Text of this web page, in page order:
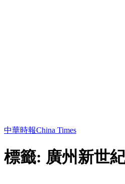
中華時報China Times
標籤: 廣州新世